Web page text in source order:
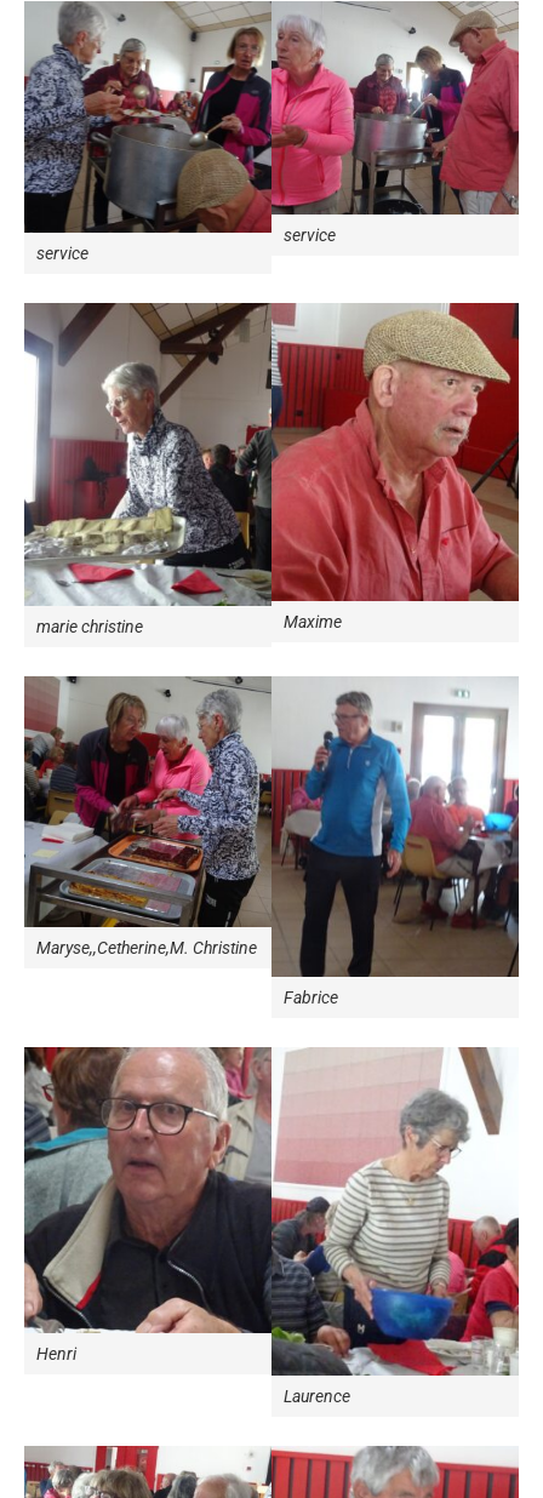
service
service
marie christine Maxime
Maryse,,Cetherine,M. Christine
Fabrice
Henri
Laurence